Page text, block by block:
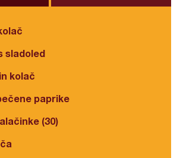
sladoled
kolač
paprike
(30)